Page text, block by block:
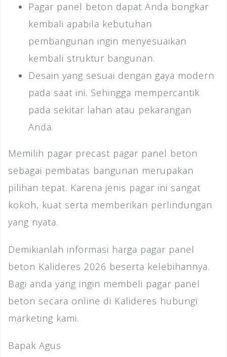
Pagar panel beton dapat Anda bongkar
kembali apabila kebutuhan
pembangunan ingin menyesuaikan
kembali struktur bangunan.
Desain yang sesuai dengan gaya modern
pada saat ini. Sehingga mempercantik
pada sekitar lahan atau pekarangan
Anda.
Memilih pagar precast pagar panel beton
sebagai pembatas bangunan merupakan
pilihan tepat. Karena jenis pagar ini sangat
kokoh, kuat serta memberikan perlindungan
yang nyata.
Demikianlah informasi harga pagar panel
beton Kalideres 2026 beserta kelebihannya.
Bagi anda yang ingin membeli pagar panel
beton secara online di Kalideres hubungi
marketing kami.
Bapak Agus